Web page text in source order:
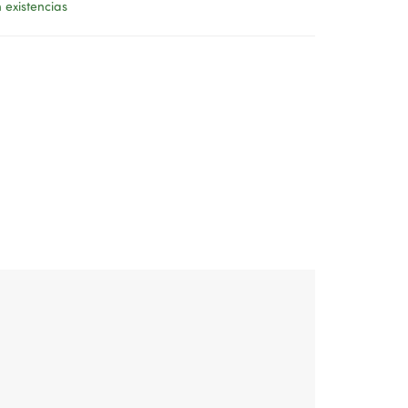
existencias